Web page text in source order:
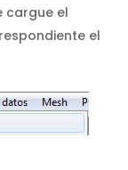
cargue el
el